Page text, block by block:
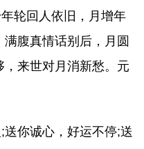
轮回人依旧，月增年
腹真情话别后，月圆
来世对月消新愁。元
你诚心，好运不停;送